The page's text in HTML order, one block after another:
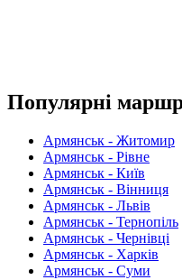
Популярні
Армянськ - Житомир
Армянськ - Рівне
Армянськ - Київ
Армянськ - Вінниця
Армянськ - Львів
Армянськ - Тернопіль
Армянськ - Чернівці
Армянськ - Харків
Армянськ - Суми